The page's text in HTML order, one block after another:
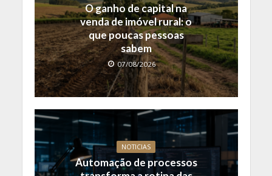
O ganho de capital na
venda de imóvel rural: o
que poucas pessoas
sabem
07/08/2026
NOTICIAS
Automação de processos